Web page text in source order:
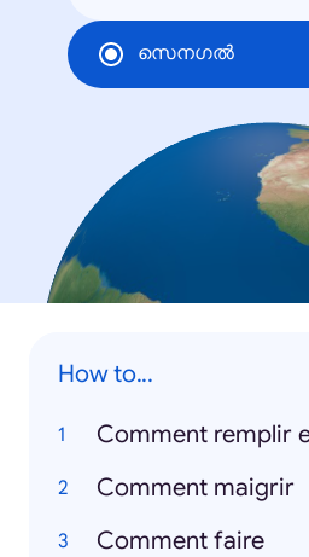
സെനഗല്‍
How to...
Comment maigrir
Comment faire